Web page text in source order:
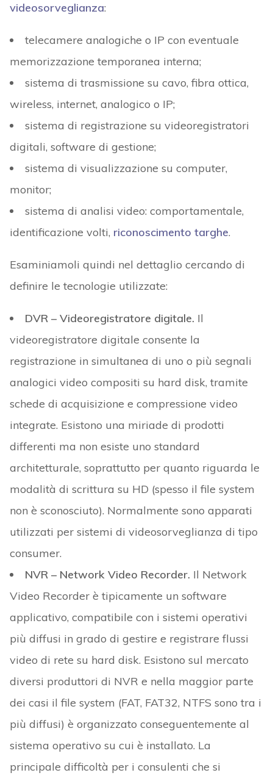
videosorveglianza:
telecamere analogiche o IP con eventuale
memorizzazione temporanea interna;
sistema di trasmissione su cavo, fibra ottica,
wireless, internet, analogico o IP;
sistema di registrazione su videoregistratori
digitali, software di gestione;
sistema di visualizzazione su computer,
monitor;
sistema di analisi video: comportamentale,
identificazione volti, riconoscimento targhe.
Esaminiamoli quindi nel dettaglio cercando di
definire le tecnologie utilizzate:
DVR – Videoregistratore digitale. Il
videoregistratore digitale consente la
registrazione in simultanea di uno o più segnali
analogici video compositi su hard disk, tramite
schede di acquisizione e compressione video
integrate. Esistono una miriade di prodotti
differenti ma non esiste uno standard
architetturale, soprattutto per quanto riguarda le
modalità di scrittura su HD (spesso il file system
non è sconosciuto). Normalmente sono apparati
utilizzati per sistemi di videosorveglianza di tipo
consumer.
NVR – Network Video Recorder. Il Network
Video Recorder è tipicamente un software
applicativo, compatibile con i sistemi operativi
più diffusi in grado di gestire e registrare flussi
video di rete su hard disk. Esistono sul mercato
diversi produttori di NVR e nella maggior parte
dei casi il file system (FAT, FAT32, NTFS sono tra i
più diffusi) è organizzato conseguentemente al
sistema operativo su cui è installato. La
principale difficoltà per i consulenti che si